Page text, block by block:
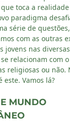
toca a realidade
paradigma
série de
com as outras
jovens nas
relacionam com
religiosas ou não.
este. Vamos lá?
MUNDO